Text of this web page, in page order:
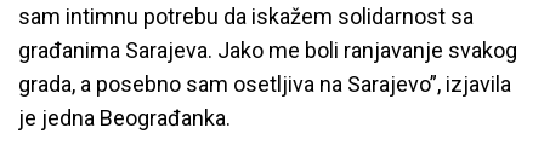
Održana šetnja solidarnosti sa
sam intimnu potrebu da iskažem solidarnost sa
građanima Sarajeva. Jako me boli ranjavanje svakog
grada, a posebno sam osetljiva na Sarajevo”, izjavila
je jedna Beograđanka.